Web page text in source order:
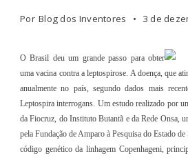
Por Blog dos Inventores 3 de
O Brasil deu um grande passo para obter
uma vacina contra a leptospirose. A doença, que
anualmente no país, segundo dados mais
Leptospira interrogans. Um estudo realizado por
da Fiocruz, do Instituto Butantã e da Rede Onsa,
pela Fundação de Amparo à Pesquisa do Estado
código genético da linhagem Copenhageni,